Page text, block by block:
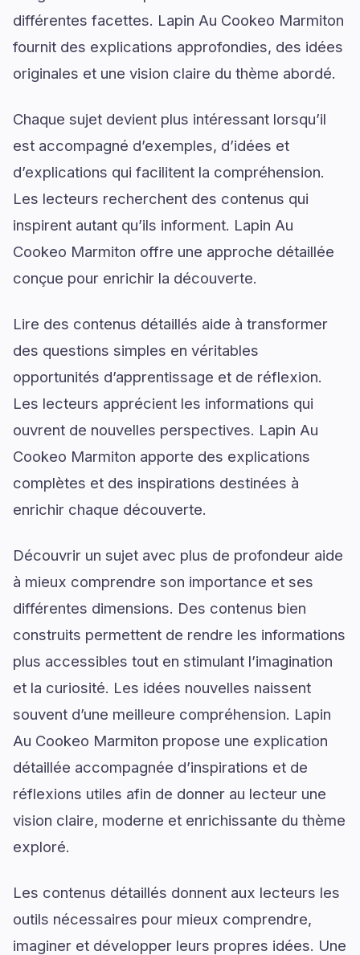
différentes facettes. Lapin Au Cookeo Marmiton
fournit des explications approfondies, des idées
originales et une vision claire du thème abordé.
Chaque sujet devient plus intéressant lorsqu’il
est accompagné d’exemples, d’idées et
d’explications qui facilitent la compréhension.
Les lecteurs recherchent des contenus qui
inspirent autant qu’ils informent. Lapin Au
Cookeo Marmiton offre une approche détaillée
conçue pour enrichir la découverte.
Lire des contenus détaillés aide à transformer
des questions simples en véritables
opportunités d’apprentissage et de réflexion.
Les lecteurs apprécient les informations qui
ouvrent de nouvelles perspectives. Lapin Au
Cookeo Marmiton apporte des explications
complètes et des inspirations destinées à
enrichir chaque découverte.
Découvrir un sujet avec plus de profondeur aide
à mieux comprendre son importance et ses
différentes dimensions. Des contenus bien
construits permettent de rendre les informations
plus accessibles tout en stimulant l’imagination
et la curiosité. Les idées nouvelles naissent
souvent d’une meilleure compréhension. Lapin
Au Cookeo Marmiton propose une explication
détaillée accompagnée d’inspirations et de
réflexions utiles afin de donner au lecteur une
vision claire, moderne et enrichissante du thème
exploré.
Les contenus détaillés donnent aux lecteurs les
outils nécessaires pour mieux comprendre,
imaginer et développer leurs propres idées. Une